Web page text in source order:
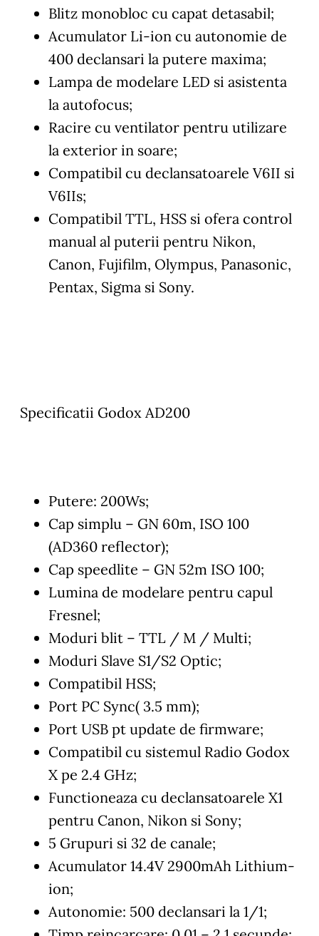
Blitz monobloc cu capat detasabil;
Acumulator Li-ion cu autonomie de
400 declansari la putere maxima;
Lampa de modelare LED si asistenta
la autofocus;
Racire cu ventilator pentru utilizare
la exterior in soare;
Compatibil cu declansatoarele V6II si
V6IIs;
Compatibil TTL, HSS si ofera control
manual al puterii pentru Nikon,
Canon, Fujifilm, Olympus, Panasonic,
Pentax, Sigma si Sony.
Specificatii Godox AD200
Putere: 200Ws;
Cap simplu – GN 60m, ISO 100
(AD360 reflector);
Cap speedlite – GN 52m ISO 100;
Lumina de modelare pentru capul
Fresnel;
Moduri blit – TTL / M / Multi;
Moduri Slave S1/S2 Optic;
Compatibil HSS;
Port PC Sync( 3.5 mm);
Port USB pt update de firmware;
Compatibil cu sistemul Radio Godox
X pe 2.4 GHz;
Functioneaza cu declansatoarele X1
pentru Canon, Nikon si Sony;
5 Grupuri si 32 de canale;
Acumulator 14.4V 2900mAh Lithium-
ion;
Autonomie: 500 declansari la 1/1;